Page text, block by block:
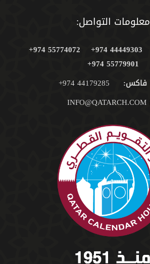
معلومات التواصل:
44449303 974+
55774072 974+
55779901 974+
فاكس: